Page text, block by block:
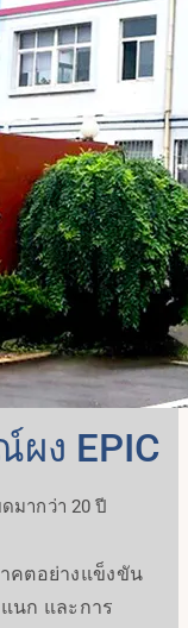
ง EPIC
มากว่า 20 ปี
คตอย่างแข็งขัน
นก และการ